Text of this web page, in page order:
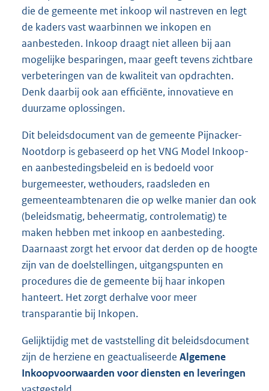
die de gemeente met inkoop wil nastreven en legt
de kaders vast waarbinnen we inkopen en
aanbesteden. Inkoop draagt niet alleen bij aan
mogelijke besparingen, maar geeft tevens zichtbare
verbeteringen van de kwaliteit van opdrachten.
Denk daarbij ook aan efficiënte, innovatieve en
duurzame oplossingen.
Dit beleidsdocument van de gemeente Pijnacker-
Nootdorp is gebaseerd op het VNG Model Inkoop-
en aanbestedingsbeleid en is bedoeld voor
burgemeester, wethouders, raadsleden en
gemeenteambtenaren die op welke manier dan ook
(beleidsmatig, beheermatig, controlematig) te
maken hebben met inkoop en aanbesteding.
Daarnaast zorgt het ervoor dat derden op de hoogte
zijn van de doelstellingen, uitgangspunten en
procedures die de gemeente bij haar inkopen
hanteert. Het zorgt derhalve voor meer
transparantie bij Inkopen.
Gelijktijdig met de vaststelling dit beleidsdocument
zijn de herziene en geactualiseerde Algemene
Inkoopvoorwaarden voor diensten en leveringen